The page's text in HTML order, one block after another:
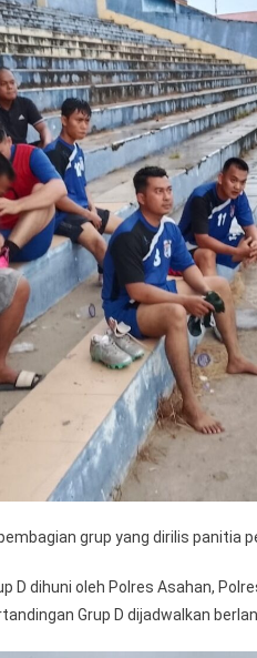
Rantauprapat
grup yang dirilis panitia
D dihuni oleh Polres Asahan,
Grup D dijadwalkan